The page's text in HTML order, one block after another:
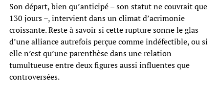
Son départ, bien qu’anticipé – son statut ne couvrait que
130 jours –, intervient dans un climat d’acrimonie
croissante. Reste à savoir si cette rupture sonne le glas
d’une alliance autrefois perçue comme indéfectible, ou si
elle n’est qu’une parenthèse dans une relation
tumultueuse entre deux figures aussi influentes que
controversées.